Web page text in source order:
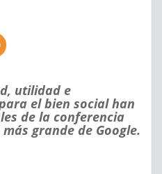
utilidad e
el bien social han
de la conferencia
grande de Google.